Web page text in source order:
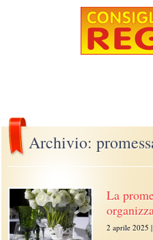
Archivio:
La
2 aprile 2025